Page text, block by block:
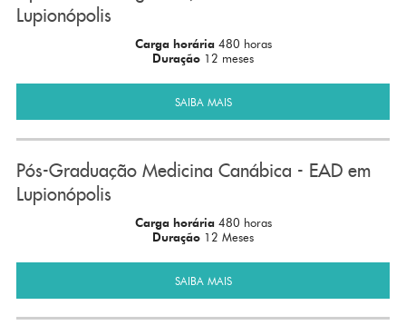
Lupionópolis
Carga horária 480 horas
Duração 12 meses
SAIBA MAIS
Pós-Graduação Medicina Canábica - EAD em
Lupionópolis
Carga horária 480 horas
Duração 12 Meses
SAIBA MAIS